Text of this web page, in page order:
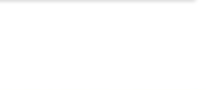
absolute Stärke und höchste Effizienz, egal ob Sie